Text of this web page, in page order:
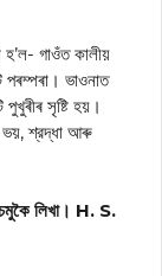
গাওঁত কালীয়
পৰম্পৰা। ভাওনাত
সৃষ্টি হয়।
ভয়, শ্রদ্ধা আৰু
লিখা। H. S.